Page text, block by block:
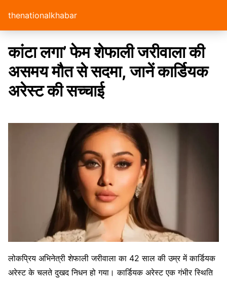
thenationalkhabar
कांटा लगा’ फेम शेफाली जरीवाला की
असमय मौत से सदमा, जानें कार्डियक
अरेस्ट की सच्चाई
लोकप्रिय अभिनेत्री शेफाली जरीवाला का 42 साल की उम्र में कार्डियक
अरेस्ट के चलते दुखद निधन हो गया। कार्डियक अरेस्ट एक गंभीर स्थिति